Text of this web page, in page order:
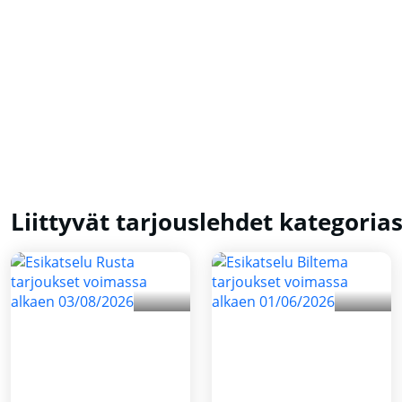
Liittyvät tarjouslehdet